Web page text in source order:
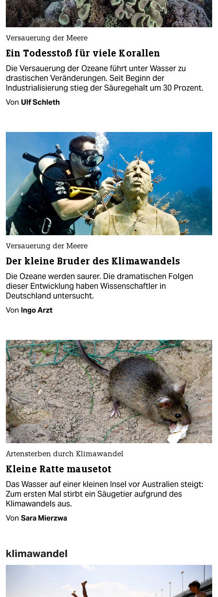
Versauerung der Meere
Ein Todesstoß für viele Korallen
Die Versauerung der Ozeane führt unter Wasser zu
drastischen Veränderungen. Seit Beginn der
Industrialisierung stieg der Säuregehalt um 30 Prozent.
Von Ulf Schleth
Versauerung der Meere
Der kleine Bruder des Klimawandels
Die Ozeane werden saurer. Die dramatischen Folgen
dieser Entwicklung haben Wissenschaftler in
Deutschland untersucht.
Von Ingo Arzt
Artensterben durch Klimawandel
Kleine Ratte mausetot
Das Wasser auf einer kleinen Insel vor Australien steigt:
Zum ersten Mal stirbt ein Säugetier aufgrund des
Klimawandels aus.
Von Sara Mierzwa
klimawandel